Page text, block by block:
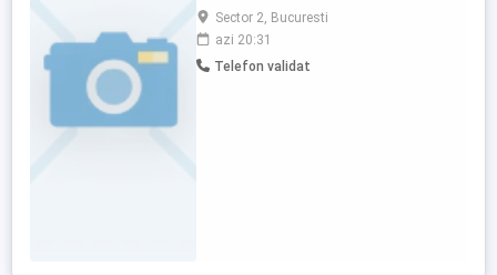
ore.Sector 2, Bucuresti
azi 20:31
Telefon validat